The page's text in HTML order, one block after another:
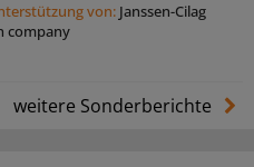
von: Janssen-Cilag
company
weitere Sonderberichte